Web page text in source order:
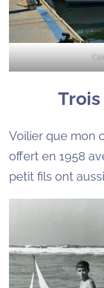
Voilier que mon
offert en 1958
petit fils ont